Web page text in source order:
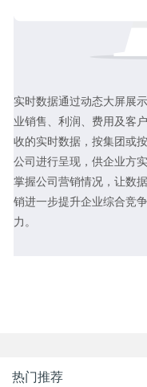
实时数据通过动态大屏展
业销售、利润、费用及客
收的实时数据，按集团或
公司进行呈现，供企业方
掌握公司营销情况，让数
销进一步提升企业综合竞争
力。
热门推荐